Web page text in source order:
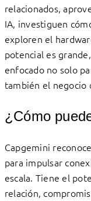
relacionados,
IA, investiguen
exploren el
potencial es
enfocado no solo
también el negocio
¿Cómo
Capgemini
para impulsar
escala. Tiene el
relación,